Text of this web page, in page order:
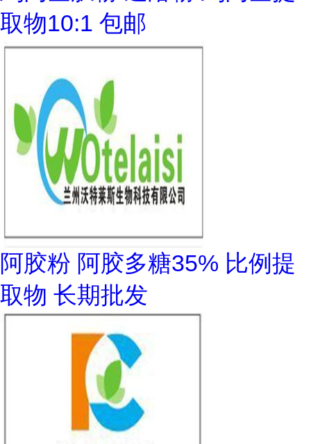
取物10:1 包邮
阿胶粉 阿胶多糖35% 比例提
取物 长期批发